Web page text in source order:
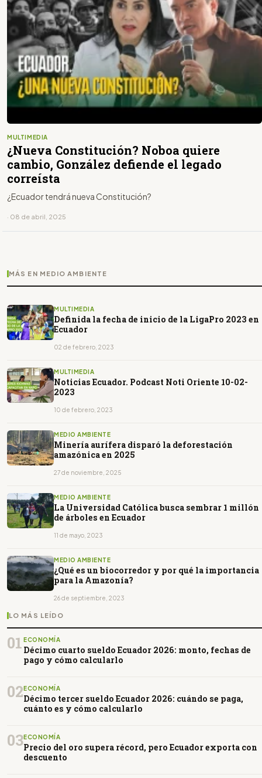
MULTIMEDIA
¿Nueva Constitución? Noboa quiere
cambio, González defiende el legado
correísta
¿Ecuador tendrá nueva Constitución?
· 08 de abril, 2025
MÁS EN MEDIO AMBIENTE
MULTIMEDIA
Definida la fecha de inicio de la LigaPro 2023 en
Ecuador
02 de febrero, 2023
MULTIMEDIA
Noticias Ecuador. Podcast Noti Oriente 10-02-
2023
10 de febrero, 2023
MEDIO AMBIENTE
Minería aurífera disparó la deforestación
amazónica en 2025
27 de noviembre, 2025
MEDIO AMBIENTE
La Universidad Católica busca sembrar 1 millón
de árboles en Ecuador
11 de mayo, 2023
MEDIO AMBIENTE
¿Qué es un biocorredor y por qué la importancia
para la Amazonía?
26 de septiembre, 2023
LO MÁS LEÍDO
01 ECONOMÍA
Décimo cuarto sueldo Ecuador 2026: monto, fechas de
pago y cómo calcularlo
02ECONOMÍA
Décimo tercer sueldo Ecuador 2026: cuándo se paga,
cuánto es y cómo calcularlo
03ECONOMÍA
Precio del oro supera récord, pero Ecuador exporta con
descuento